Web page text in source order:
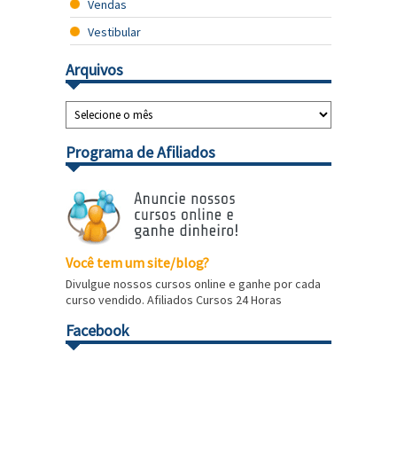
Vendas
Vestibular
Arquivos
Programa de Afiliados
Você tem um site/blog?
Divulgue nossos cursos online e ganhe por cada
curso vendido. Afiliados Cursos 24 Horas
Facebook